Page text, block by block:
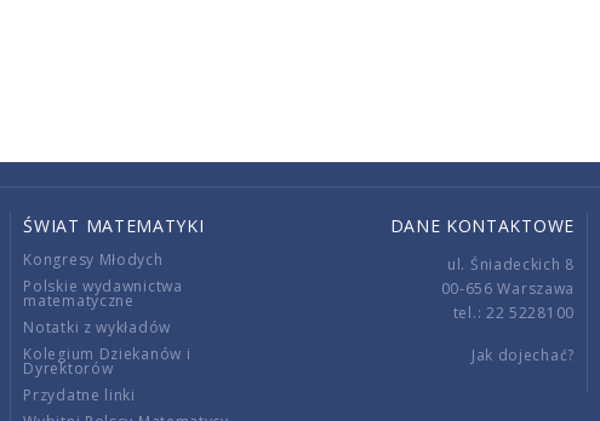
ŚWIAT MATEMATYKI
Kongresy Młodych
Polskie wydawnictwa
matematyczne
Notatki z wykładów
Kolegium Dziekanów i
Dyrektorów
Przydatne linki
DANE KONTAKTOWE
ul. Śniadeckich 8
00-656 Warszawa
tel.: 22 5228100
Jak dojechać?